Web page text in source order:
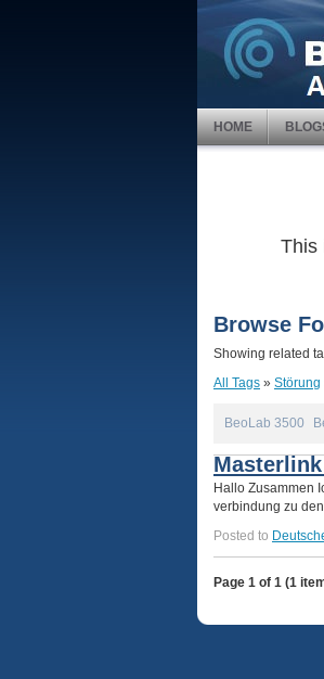
HOME
This
Browse
Showing related
All Tags » Störung
BeoLab 3500
Hallo Zusammen
verbindung zu
Posted to
Page 1 of 1 (1